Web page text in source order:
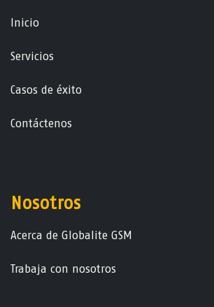
Ini​ci​o
Servicios
Casos de éxito
Contáctenos
Nosotros
Acerca de Globalite GSM
Trabaja con nosotros